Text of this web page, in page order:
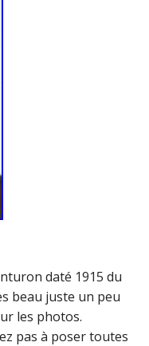
daté 1915 du
beau juste un peu
les photos.
pas à poser toutes